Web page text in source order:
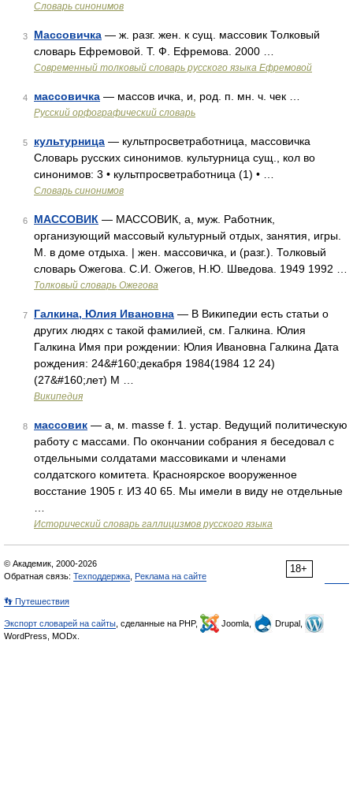
Словарь синонимов
3 Массовичка — ж. разг. жен. к сущ. массовик Толковый
словарь Ефремовой. Т. Ф. Ефремова. 2000 …
Современный толковый словарь русского языка Ефремовой
4 массовичка — массов ичка, и, род. п. мн. ч. чек …
Русский орфографический словарь
5 культурница — культпросветработница, массовичка
Словарь русских синонимов. культурница сущ., кол во
синонимов: 3 • культпросветработница (1) • …
Словарь синонимов
6 МАССОВИК — МАССОВИК, а, муж. Работник,
организующий массовый культурный отдых, занятия, игры.
М. в доме отдыха. | жен. массовичка, и (разг.). Толковый
словарь Ожегова. С.И. Ожегов, Н.Ю. Шведова. 1949 1992 …
Толковый словарь Ожегова
7 Галкина, Юлия Ивановна — В Википедии есть статьи о
других людях с такой фамилией, см. Галкина. Юлия
Галкина Имя при рождении: Юлия Ивановна Галкина Дата
рождения: 24&#160;декабря 1984(1984 12 24)
(27&#160;лет) М …
Википедия
8 массовик — а, м. masse f. 1. устар. Ведущий политическую
работу с массами. По окончании собрания я беседовал с
отдельными солдатами массовиками и членами
солдатского комитета. Красноярское вооруженное
восстание 1905 г. ИЗ 40 65. Мы имели в виду не отдельные
Исторический словарь галлицизмов русского языка
18+
© Академик, 2000-2026
Обратная связь: Техподдержка Реклама на сайте
👣 Путешествия
Экспорт словарей на сайты , сделанные на PHP, Joomla,
Drupal,
WordPress, MODx.